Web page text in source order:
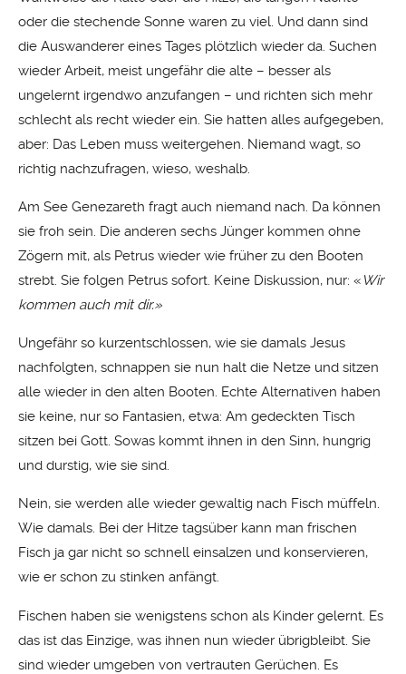
oder die stechende Sonne waren zu viel. Und dann sind
die Auswanderer eines Tages plötzlich wieder da. Suchen
wieder Arbeit, meist ungefähr die alte – besser als
ungelernt irgendwo anzufangen – und richten sich mehr
schlecht als recht wieder ein. Sie hatten alles aufgegeben,
aber: Das Leben muss weitergehen. Niemand wagt, so
richtig nachzufragen, wieso, weshalb.
Am See Genezareth fragt auch niemand nach. Da können
sie froh sein. Die anderen sechs Jünger kommen ohne
Zögern mit, als Petrus wieder wie früher zu den Booten
strebt. Sie folgen Petrus sofort. Keine Diskussion, nur: « Wir
kommen auch mit dir.»
Ungefähr so kurzentschlossen, wie sie damals Jesus
nachfolgten, schnappen sie nun halt die Netze und sitzen
alle wieder in den alten Booten. Echte Alternativen haben
sie keine, nur so Fantasien, etwa: Am gedeckten Tisch
sitzen bei Gott. Sowas kommt ihnen in den Sinn, hungrig
und durstig, wie sie sind.
Nein, sie werden alle wieder gewaltig nach Fisch müffeln.
Wie damals. Bei der Hitze tagsüber kann man frischen
Fisch ja gar nicht so schnell einsalzen und konservieren,
wie er schon zu stinken anfängt.
Fischen haben sie wenigstens schon als Kinder gelernt. Es
das ist das Einzige, was ihnen nun wieder übrigbleibt. Sie
sind wieder umgeben von vertrauten Gerüchen. Es